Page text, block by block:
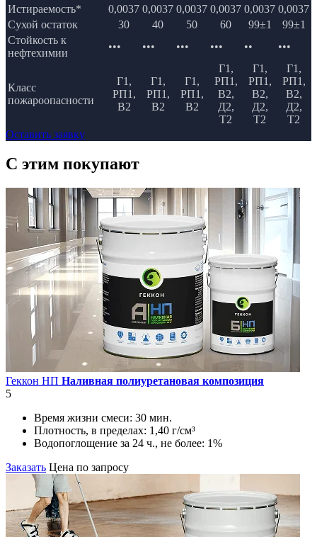
Истираемость* 0,0037 0,0037 0,0037 0,0037 0,0037 0,0037
Сухой остаток
30 40 50 60 99±1
99±1
Стойкость к
нефтехимии
••• ••• ••• ••• •• •••
Класс
пожароопасности
Г1,
РП1,
В2
Г1,
РП1,
В2
Г1,
РП1,
В2
Г1,
РП1,
В2,
Д2,
Т2
Г1,
РП1,
В2,
Д2,
Т2
Г1,
РП1,
В2,
Д2,
Т2
Оставить заявку
C этим покупают
Геккон НП Наливная полиуретановая композиция
5
Время жизни смеси: 30 мин.
Плотность, в пределах: 1,40 г/см³
Водопоглощение за 24 ч., не более: 1%
Заказать Цена по запросу